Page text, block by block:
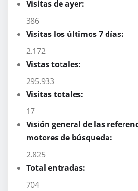
Visitas de ayer:
386
Visitas los últimos 7 días:
2.172
Vistas totales:
295.933
Visitas totales:
17
Visión general de las
motores de búsqueda:
2.825
Total entradas:
704